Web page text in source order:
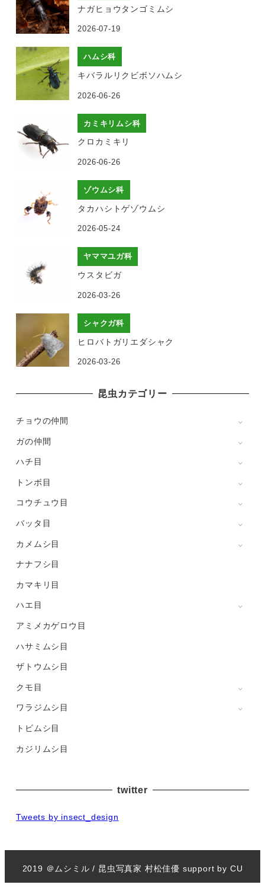
ナガヒョウタンゴミムシ
2026-07-19
ハムシ科
キバラルリクビボソハムシ
2026-06-26
カミキリムシ科
クロカミキリ
2026-06-26
ゾウムシ科
タカハシトゲゾウムシ
2026-05-24
ヤママユガ科
ウスタビガ
2026-03-26
シャクガ科
ヒロバトガリエダシャク
2026-03-26
昆虫カテゴリー
チョウの仲間
ガの仲間
ハチ目
トンボ目
コウチュウ目
バッタ目
カメムシ目
ナナフシ目
カマキリ目
ハエ目
アミメカゲロウ目
ハサミムシ目
ザトウムシ目
クモ目
ワラジムシ目
トビムシ目
カジリムシ目
twitter
Tweets by insect_design
2019 ＠ ムシミル / 昆虫写真家 村松佳優 support by CU